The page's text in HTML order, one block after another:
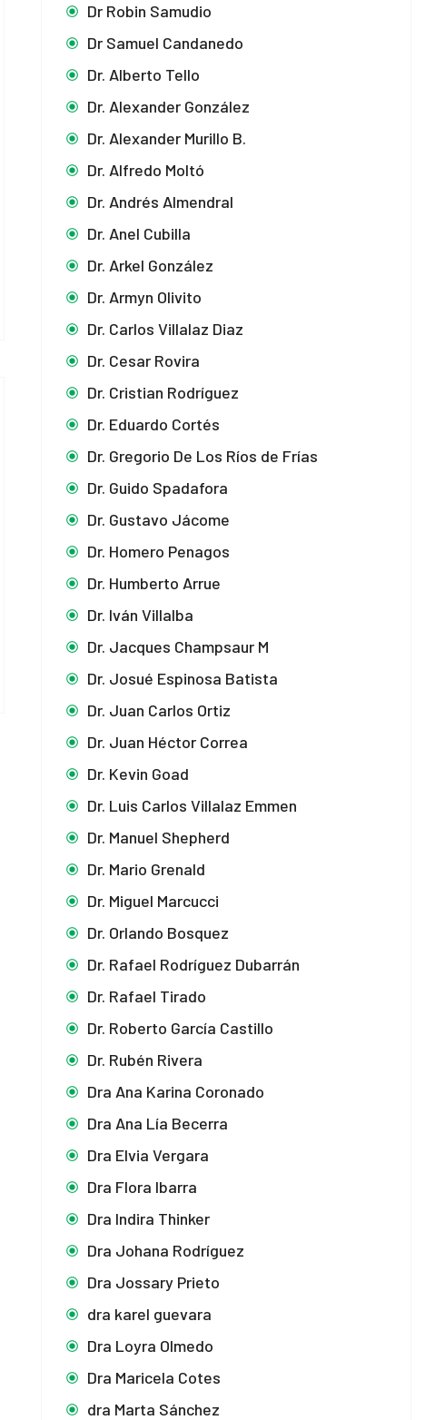
Dr Robin Samudio
Dr Samuel Candanedo
Dr. Alberto Tello
Dr. Alexander González
Dr. Alexander Murillo B.
Dr. Alfredo Moltó
Dr. Andrés Almendral
Dr. Anel Cubilla
Dr. Arkel González
Dr. Armyn Olivito
Dr. Carlos Villalaz Diaz
Dr. Cesar Rovira
Dr. Cristian Rodríguez
Dr. Eduardo Cortés
Dr. Gregorio De Los Ríos de Frías
Dr. Guido Spadafora
Dr. Gustavo Jácome
Dr. Homero Penagos
Dr. Humberto Arrue
Dr. Iván Villalba
Dr. Jacques Champsaur M
Dr. Josué Espinosa Batista
Dr. Juan Carlos Ortiz
Dr. Juan Héctor Correa
Dr. Kevin Goad
Dr. Luis Carlos Villalaz Emmen
Dr. Manuel Shepherd
Dr. Mario Grenald
Dr. Miguel Marcucci
Dr. Orlando Bosquez
Dr. Rafael Rodríguez Dubarrán
Dr. Rafael Tirado
Dr. Roberto García Castillo
Dr. Rubén Rivera
Dra Ana Karina Coronado
Dra Ana Lía Becerra
Dra Elvia Vergara
Dra Flora Ibarra
Dra Indira Thinker
Dra Johana Rodríguez
Dra Jossary Prieto
dra karel guevara
Dra Loyra Olmedo
Dra Maricela Cotes
dra Marta Sánchez